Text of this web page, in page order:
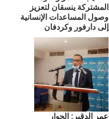
المشتركة ينسقان لتعزيز
وصول المساعدات الإنسانية
إلى دارفور وكردفان
عمر الدقير: الحوار